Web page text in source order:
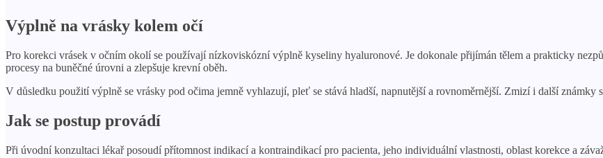
Výplně na vrásky kolem očí
Pro korekci vrásek v očním okolí se používají nízkoviskózní výplně kyseliny hyaluronové. Je dokonale přijímán tělem a prakticky
procesy na buněčné úrovni a zlepšuje krevní oběh.
V důsledku použití výplně se vrásky pod očima jemně vyhlazují, pleť se stává hladší, napnutější a rovnoměrnější. Zmizí i další známky
Jak se postup provádí
Při úvodní konzultaci lékař posoudí přítomnost indikací a kontraindikací pro pacienta, jeho individuální vlastnosti, oblast korekce a